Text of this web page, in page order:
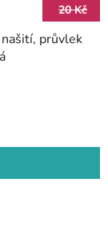
20 Kč
průvlek